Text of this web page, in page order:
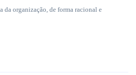
da organização, de forma racional e